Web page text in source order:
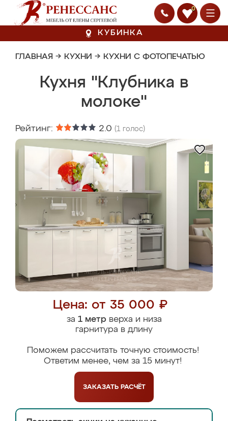
0
КУБИНКА
ГЛАВНАЯ → КУХНИ → КУХНИ С ФОТОПЕЧАТЬЮ
Кухня "Клубника в
молоке"
Рейтинг: 2.0 (1 голос)
Цена: от 35 000 ₽
за 1 метрверха и низа
гарнитура в длину
Поможем рассчитать точную стоимость!
Ответим менее, чем за 15 минут!
ЗАКАЗАТЬ РАСЧЁТ